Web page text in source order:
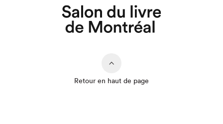
Retour en haut de page